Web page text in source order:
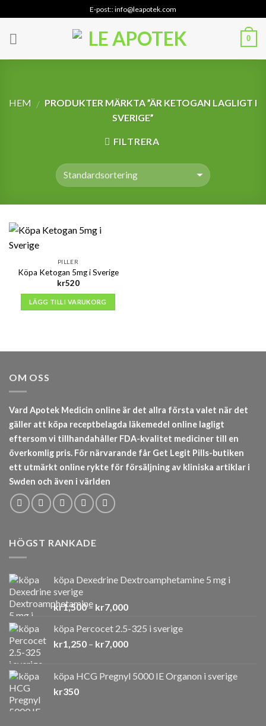
to
content
E-post:: info@leapotek.com
0
HEM / PRODUKTER MÄRKTA ”ÄR KETOGAN LAGLIGT I
SVERIGE”
FILTRERA
PILLER
Köpa Ketogan 5mg i Sverige
kr520
LÄGG TILL I VARUKORG
OM OSS
Vard Apotek Medicin online är det allra första valet när det
gäller att köpa receptbelagda läkemedel online lagligt
eftersom vi tillhandahåller FDA-kvalitet mediciner till en
överkomlig pris. För närvarande får Get Legit Pills-butiken
ett utmärkt online rykte för försäljning av kliniska artiklar i
Swden och även i världen
HÖGST RANKADE
köpa Dexedrine Dextroamphetamine 5 mg i
sverige
kr1,500– kr7,000Prisintervall:
till
kr7,000
köpa Percocet 2.5-325 i sverige
kr1,250 – kr7,000Prisintervall:
kr7,000
köpa HCG Pregnyl 5000 IE Organon i sverige
kr350